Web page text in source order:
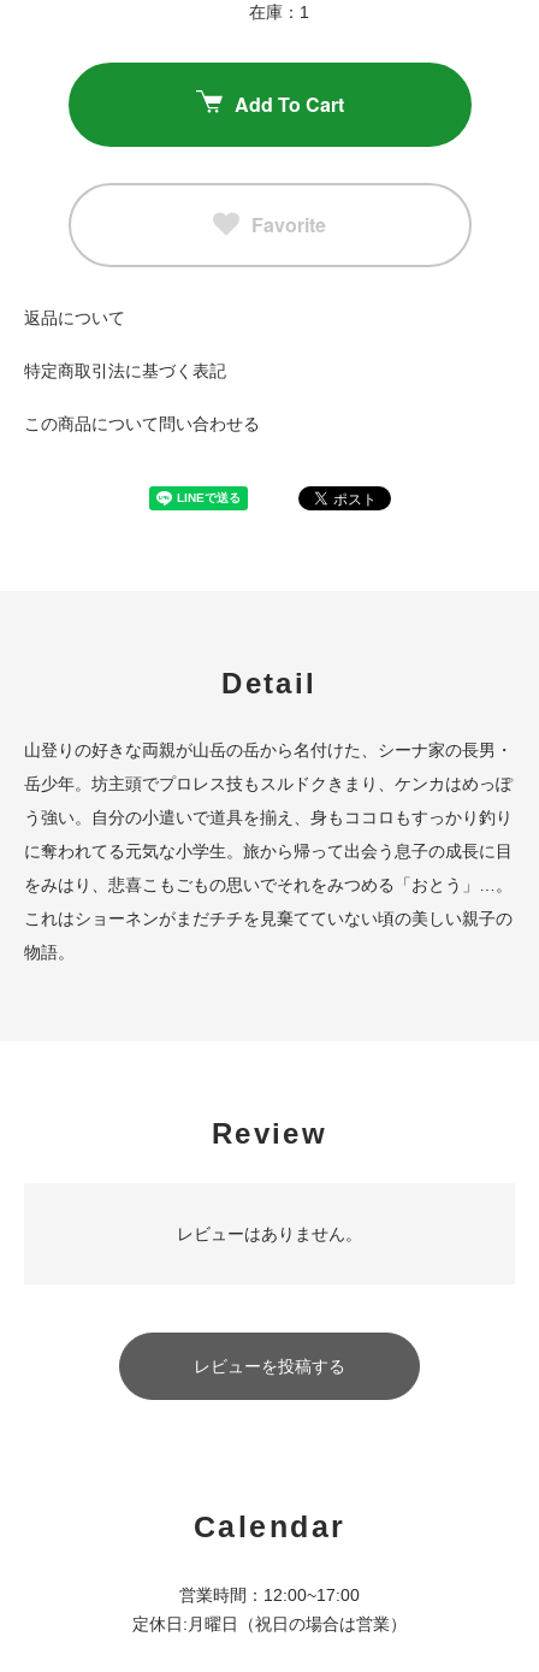
在庫：1
Add To Cart
Favorite
返品について
特定商取引法に基づく表記
この商品について問い合わせる
Detail
山登りの好きな両親が山岳の岳から名付けた、シーナ家の長男・
岳少年。坊主頭でプロレス技もスルドクきまり、ケンカはめっぽ
う強い。自分の小遣いで道具を揃え、身もココロもすっかり釣り
に奪われてる元気な小学生。旅から帰って出会う息子の成長に目
をみはり、悲喜こもごもの思いでそれをみつめる「おとう」…。
これはショーネンがまだチチを見棄てていない頃の美しい親子の
物語。
Review
レビューはありません。
レビューを投稿する
Calendar
営業時間：12:00~17:00
定休日:月曜日（祝日の場合は営業）